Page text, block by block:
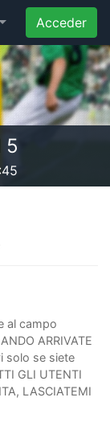
Acceder
5
al campo
ARRIVATE
solo se siete
GLI UTENTI
LASCIATEMI